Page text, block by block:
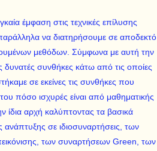
έμφαση στις τεχνικές επίλυσης
να διατηρήσουμε σε αποδεκτό
μεθόδων. Σύμφωνα με αυτή την
δυνατές συνθήκες κάτω από τις οποίες
σε εκείνες τις συνθήκες που
πόσο ισχυρές είναι από μαθηματικής
ίδια αρχή καλύπτοντας τα βασικά
σε ιδιοσυναρτήσεις, των
των συναρτήσεων Green, των